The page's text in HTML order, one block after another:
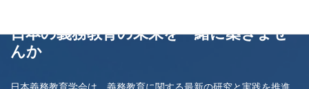
日本の義務教育の未来を一緒に築きませ
んか